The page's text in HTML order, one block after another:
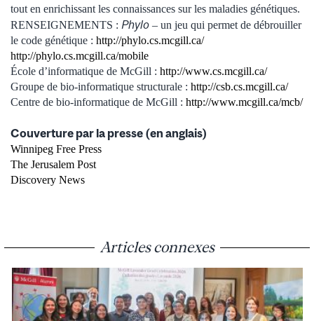
tout en enrichissant les connaissances sur les maladies génétiques.
RENSEIGNEMENTS : Phylo – un jeu qui permet de débrouiller
le code génétique : http://phylo.cs.mcgill.ca/
http://phylo.cs.mcgill.ca/mobile
École d’informatique de McGill : http://www.cs.mcgill.ca/
Groupe de bio-informatique structurale : http://csb.cs.mcgill.ca/
Centre de bio-informatique de McGill : http://www.mcgill.ca/mcb/
Couverture par la presse (en anglais)
Winnipeg Free Press
The Jerusalem Post
Discovery News
Articles connexes